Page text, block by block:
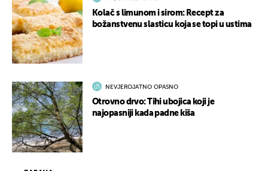
Kolač s limunom i sirom: Recept za
božanstvenu slasticu koja se topi u ustima
NEVJEROJATNO OPASNO
Otrovno drvo: Tihi ubojica koji je
najopasniji kada padne kiša